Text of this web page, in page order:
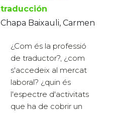
traducción
Chapa Baixauli, Carmen
¿Com és la professió
de traductor?, ¿com
s'accedeix al mercat
laboral? ¿quin és
l'espectre d'activitats
que ha de cobrir un